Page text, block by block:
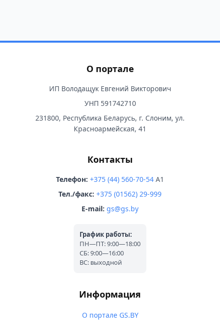
О портале
ИП Володащук Евгений Викторович
УНП 591742710
231800, Республика Беларусь, г. Слоним, ул.
Красноармейская, 41
Контакты
Телефон: +375 (44) 560-70-54 A1
Тел./факс: +375 (01562) 29-999
E-mail: gs@gs.by
График работы:
ПН—ПТ: 9:00—18:00
СБ: 9:00—16:00
ВС: выходной
Информация
О портале GS.BY